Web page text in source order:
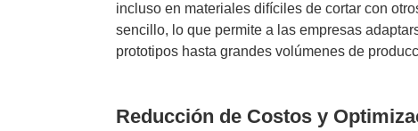
incluso en materiales difíciles de cortar con
sencillo, lo que permite a las empresas
prototipos hasta grandes volúmenes de
Reducción de Costos y